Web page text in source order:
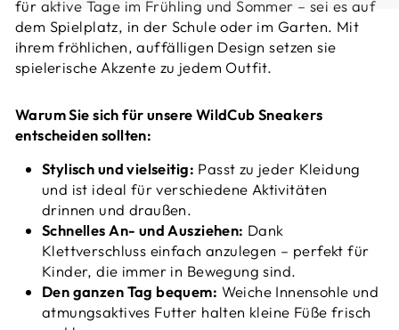
für aktive Tage im Frühling und Sommer – sei es auf
dem Spielplatz, in der Schule oder im Garten. Mit
ihrem fröhlichen, auffälligen Design setzen sie
spielerische Akzente zu jedem Outfit.
Warum Sie sich für unsere WildCub Sneakers
entscheiden sollten:
Stylisch und vielseitig: Passt zu jeder Kleidung
und ist ideal für verschiedene Aktivitäten
drinnen und draußen.
Schnelles An- und Ausziehen: Dank
Klettverschluss einfach anzulegen – perfekt für
Kinder, die immer in Bewegung sind.
Den ganzen Tag bequem: Weiche Innensohle und
atmungsaktives Futter halten kleine Füße frisch